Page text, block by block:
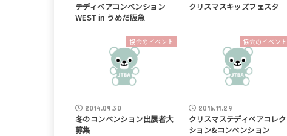
テディベアコンベンション
WEST in うめだ阪急
クリスマスキッズフェスタ
協会のイベント
2014.09.30
冬のコンベンション出展者大
募集
協会のイベント
2016.11.29
クリスマステディベアコレク
ション&コンベンション